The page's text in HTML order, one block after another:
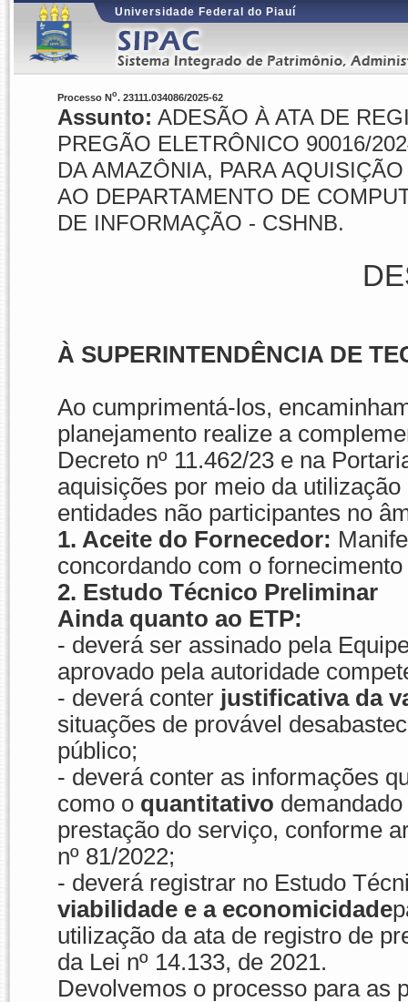
Universidade Federal do Piauí
Processo No. 23111.034086/2025-62
Assunto: ADESÃO À ATA DE
PREGÃO ELETRÔNICO 90016/
DA AMAZÔNIA, PARA
AO DEPARTAMENTO DE
DE INFORMAÇÃO - CSHNB.
À SUPERINTENDÊNCIA DE
Ao cumprimentá-los,
planejamento realize a
Decreto nº 11.462/23 e na
aquisições por meio da
entidades não participantes no
1. Aceite do Fornecedor:
concordando com o
2. Estudo Técnico Preliminar
Ainda quanto ao ETP:
- deverá ser assinado pela
aprovado pela autoridade
- deverá conter justificativa da
situações de provável
público;
- deverá conter as informações
como o quantitativo
prestação do serviço, conforme
nº 81/2022;
- deverá registrar no Estudo
viabilidade e a economicidade
utilização da ata de registro de
da Lei nº 14.133, de 2021.
Devolvemos o processo para as